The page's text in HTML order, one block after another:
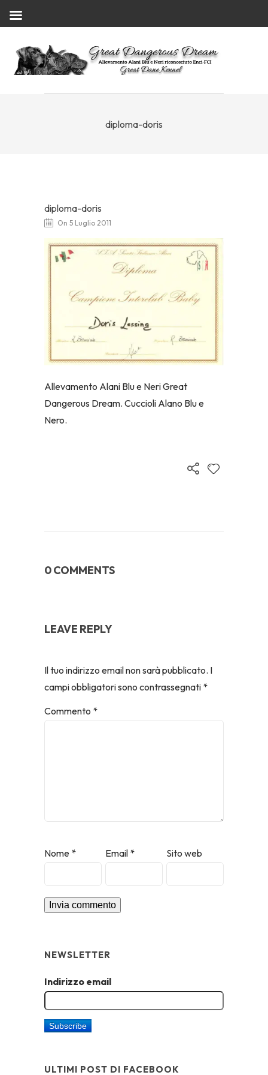
diploma-doris
diploma-doris
On 5 Luglio 2011
Allevamento Alani Blu e Neri Great
Dangerous Dream. Cuccioli Alano Blu e
Nero.
0 COMMENTS
LEAVE REPLY
Il tuo indirizzo email non sarà pubblicato. I
campi obbligatori sono contrassegnati *
Commento *
Nome * Email * Sito web
NEWSLETTER
Indirizzo email
ULTIMI POST DI FACEBOOK